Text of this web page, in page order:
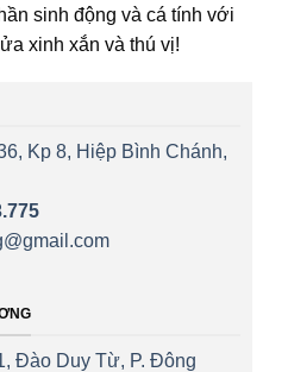
sinh động và cá tính với
xinh xắn và thú vị!
Kp 8, Hiệp Bình Chánh,
Đào Duy Từ, P. Đông